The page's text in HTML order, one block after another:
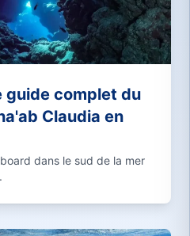
guide complet du
Claudia en
dans le sud de la mer